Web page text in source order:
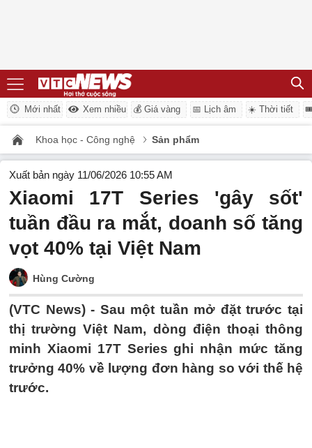
Mới nhất Xem nhiều 💰 Giá vàng 📅 Lịch âm ☀️ Thời tiết
Khoa học - Công nghệ Sản phẩm
Xuất bản ngày 11/06/2026 10:55 AM
Xiaomi 17T Series 'gây sốt'
tuần đầu ra mắt, doanh số tăng
vọt 40% tại Việt Nam
Hùng Cường
(VTC News) - Sau một tuần mở đặt trước tại
thị trường Việt Nam, dòng điện thoại thông
minh Xiaomi 17T Series ghi nhận mức tăng
trưởng 40% về lượng đơn hàng so với thế hệ
trước.